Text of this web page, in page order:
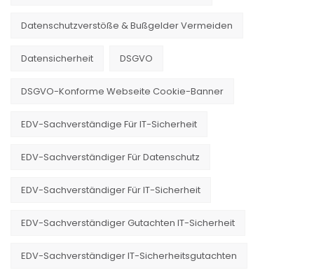
Datenschutzverstöße & Bußgelder Vermeiden
Datensicherheit DSGVO
DSGVO-Konforme Webseite Cookie-Banner
EDV-Sachverständige Für IT-Sicherheit
EDV-Sachverständiger Für Datenschutz
EDV-Sachverständiger Für IT-Sicherheit
EDV-Sachverständiger Gutachten IT-Sicherheit
EDV-Sachverständiger IT-Sicherheitsgutachten